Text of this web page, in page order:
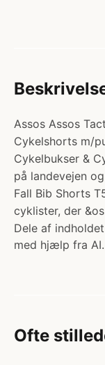
Assos Assos
Cykelshorts m/
Cykelbukser &
på landevejen
Fall Bib Shorts
cyklister, der
Dele af
med hjælp fra AI.
Ofte